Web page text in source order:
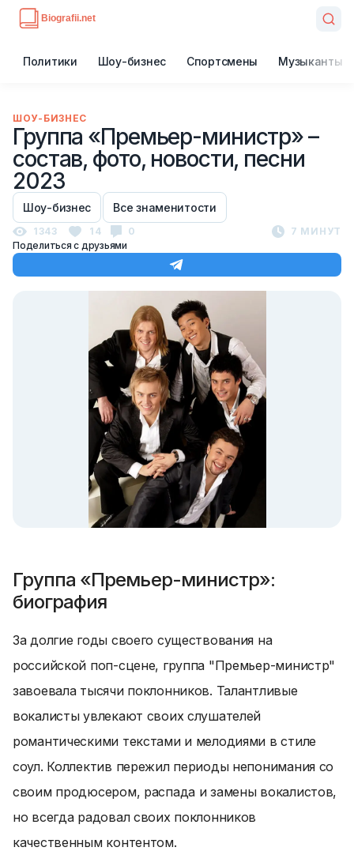
Политики Шоу-бизнес Спортсмены Музыканты
ШОУ-БИЗНЕС
Группа «Премьер-министр» –
состав, фото, новости, песни
2023
Шоу-бизнес Все знаменитости
1343 14 0
7 МИНУТ
Поделиться с друзьями
Группа «Премьер-министр»:
биография
За долгие годы своего существования на
российской поп-сцене, группа "Премьер-министр"
завоевала тысячи поклонников. Талантливые
вокалисты увлекают своих слушателей
романтическими текстами и мелодиями в стиле
соул. Коллектив пережил периоды непонимания со
своим продюсером, распада и замены вокалистов,
но всегда радовал своих поклонников
качественным контентом.